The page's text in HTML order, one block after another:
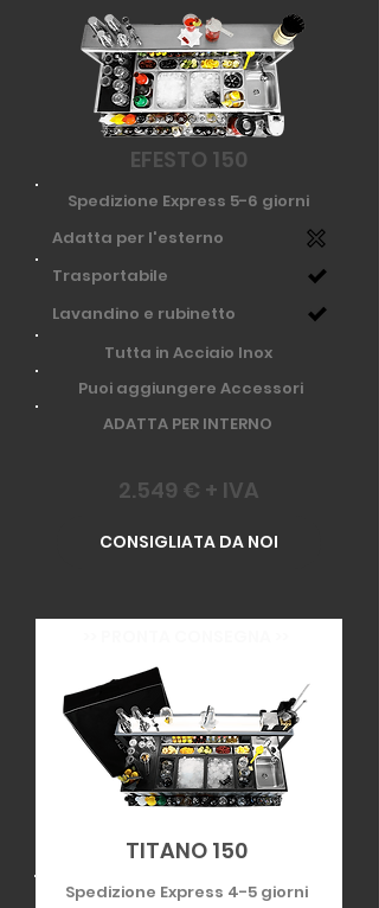
EFESTO 150
Spedizione Express 5-6 giorni
Adatta per l'esterno
Trasportabile
Lavandino e rubinetto
Puoi aggiungere Accessori
Tutta in Acciaio Inox
ADATTA PER INTERNO
2.549 € + IVA
CONSIGLIATA DA NOI
TITANO 150
Spedizione Express 4-5 giorni